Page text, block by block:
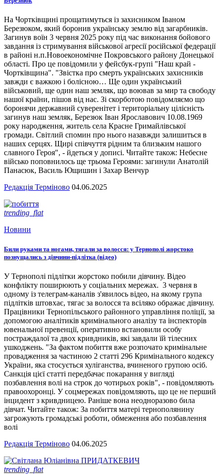
На Чортківщині прощатимуться із захисником Іваном
Березюком, який боронив українську землю від загарбників.
Загинув воїн 3 червня 2025 року під час виконання бойового
завдання із стримування військової агресії російської федерації
в районі н.п.Новоекономічне Покровського району Донецької
області. Про це повідомили у фейсбук-групі "Наш край -
Чортківщина". "Звістка про смерть українських захисників
завжди є важкою і болісною… Ще один український
військовий, ще один наш земляк, що воював за мир та свободу
нашої країни, пішов від нас. Зі скорботою повідомляємо що
боронячи державний суверенітет і територіальну цілісність
загинув наш земляк, Березюк Іван Ярославович 10.08.1969
року народження, житель села Красне Гримайлівської
громади. Світлий спомин про нього назавжди залишиться в
наших серцях. Щирі співчуття рідним та близьким нашого
славного Героя", - йдеться у дописі. Читайте також: Небесне
військо поповнилось ще трьома Героями: загинули Анатолій
Панасюк, Василь Ющишин і Захар Венчур
Редакція Терміново 04.06.2025
trending_flat
Новини
Били руками та ногами, тягали за волосся: у Тернополі жорстоко
познущались з дівчини-підлітка (відео)
У Тернополі підлітки жорстоко побили дівчину. Відео
конфлікту поширюють у соціальних мережах. 3 червня в
одному із телеграм-каналів з'явилось відео, на якому група
підлітків штовхає, тягає за волосся та всіляко ображає дівчину.
Працівники Тернопільського районного управління поліції, за
допомогою аналітиків кримінального аналізу та інспекторів
ювенальної превенції, оперативно встановили особу
постраждалої та двох кривдників, які завдали їй тілесних
ушкоджень. "За фактом побиття вже розпочато кримінальне
провадження за частиною 2 статті 296 Кримінального кодексу
України, яка стосується хуліганства, вчиненого групою осіб.
Санкція цієї статті передбачає покарання у вигляді
позбавлення волі на строк до чотирьох років", - повідомляють
правоохоронці. У соцмережах повідомляють, що це не перший
інцидент з кривдницею. Раніше вона неодноразово била
дівчат. Читайте також: За побиття матері тернополянину
загрожують громадські роботи, обмеження або позбавлення
волі
Редакція Терміново 04.06.2025
trending_flat